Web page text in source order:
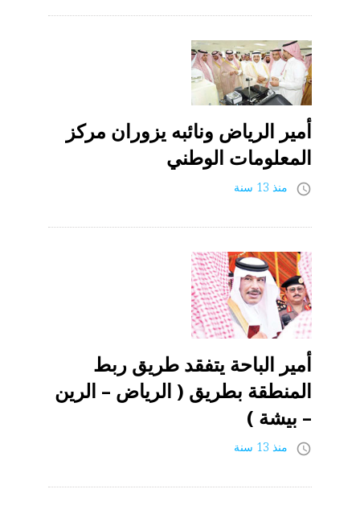
أمير الرياض ونائبه يزوران مركز
المعلومات الوطني
access_time منذ 13 سنة
أمير الباحة يتفقد طريق ربط
المنطقة بطريق ( الرياض – الرين
– بيشة )
access_time منذ 13 سنة